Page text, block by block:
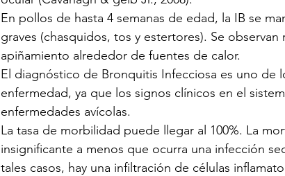
En pollos de hasta 4 semanas de edad, la IB se
graves (chasquidos, tos y estertores). Se
apiñamiento alrededor de fuentes de calor.
El diagnóstico de Bronquitis Infecciosa es uno de
enfermedad, ya que los signos clínicos en el
enfermedades avícolas.
La tasa de morbilidad puede llegar al 100%. La
insignificante a menos que ocurra una infección
tales casos, hay una infiltración de células